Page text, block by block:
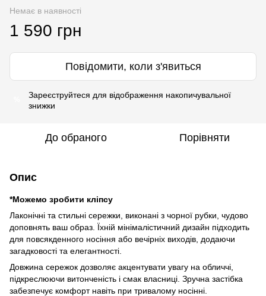
Немає в наявності
1 590 грн
Повідомити, коли з'явиться
Зареєструйтеся для відображення накопичувальної
знижки
До обраного Порівняти
Опис
*Можемо зробити кліпсу
Лаконічні та стильні сережки, виконані з чорної рубки, чудово
доповнять ваш образ. Їхній мінімалістичний дизайн підходить
для повсякденного носіння або вечірніх виходів, додаючи
загадковості та елегантності.
Довжина сережок дозволяє акцентувати увагу на обличчі,
підкреслюючи витонченість і смак власниці. Зручна застібка
забезпечує комфорт навіть при тривалому носінні.